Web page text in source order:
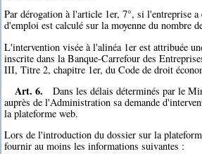
Par dérogation à l'article 1er, 7°, si l'entreprise
d'emploi est calculé sur la moyenne du nombre
L'intervention visée à l'alinéa 1er est attribuée
inscrite dans la Banque-Carrefour des
III, Titre 2, chapitre 1er, du Code de droit
Art. 6.
Dans les délais déterminés par le
auprès de l'Administration sa demande
la plateforme web.
Lors de l'introduction du dossier sur la
fournir au moins les informations suivantes :